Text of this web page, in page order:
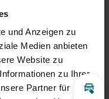
und Anzeigen zu
Medien anbieten
Website zu
zu Ihrer
Partner für
der
gespeichert
Zudem
über die
kontaktiert zu